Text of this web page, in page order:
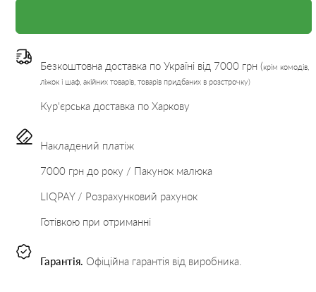
Безкоштовна доставка по Україні від 7000 грн (крім комодів,
ліжок і шаф, акійних товарів, товарів придбаних в розстрочку)
Кур'єрська доставка по Харкову
Накладений платіж
7000 грн до року / Пакунок малюка
LIQPAY / Розрахунковий рахунок
Готівкою при отриманні
Гарантія. Офіційна гарантія від виробника.